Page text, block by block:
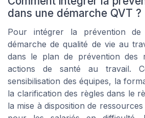
dans une démarche QVT ?
Pour intégrer la prévention de
démarche de qualité de vie au
dans le plan de prévention des
actions de santé au travail.
sensibilisation des équipes, la
la clarification des règles dans le
la mise à disposition de ressources